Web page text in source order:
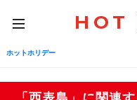
toggle
navigation
HOT
ホットホリデー